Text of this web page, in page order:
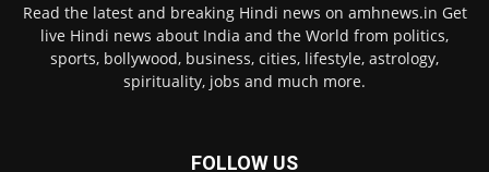
Read the latest and breaking Hindi news on amhnews.in Get
live Hindi news about India and the World from politics,
sports, bollywood, business, cities, lifestyle, astrology,
spirituality, jobs and much more.
FOLLOW US